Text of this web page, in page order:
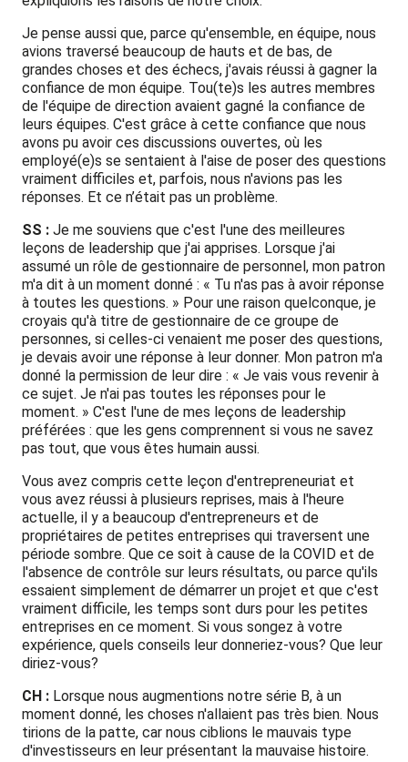
Je pense aussi que, parce qu'ensemble, en équipe, nous
avions traversé beaucoup de hauts et de bas, de
grandes choses et des échecs, j'avais réussi à gagner la
confiance de mon équipe. Tou(te)s les autres membres
de l'équipe de direction avaient gagné la confiance de
leurs équipes. C'est grâce à cette confiance que nous
avons pu avoir ces discussions ouvertes, où les
employé(e)s se sentaient à l'aise de poser des questions
vraiment difficiles et, parfois, nous n'avions pas les
réponses. Et ce n’était pas un problème.
SS : Je me souviens que c'est l'une des meilleures
leçons de leadership que j'ai apprises. Lorsque j'ai
assumé un rôle de gestionnaire de personnel, mon patron
m'a dit à un moment donné : « Tu n'as pas à avoir réponse
à toutes les questions. » Pour une raison quelconque, je
croyais qu'à titre de gestionnaire de ce groupe de
personnes, si celles-ci venaient me poser des questions,
je devais avoir une réponse à leur donner. Mon patron m'a
donné la permission de leur dire : « Je vais vous revenir à
ce sujet. Je n'ai pas toutes les réponses pour le
moment. » C'est l'une de mes leçons de leadership
préférées : que les gens comprennent si vous ne savez
pas tout, que vous êtes humain aussi.
Vous avez compris cette leçon d'entrepreneuriat et
vous avez réussi à plusieurs reprises, mais à l'heure
actuelle, il y a beaucoup d'entrepreneurs et de
propriétaires de petites entreprises qui traversent une
période sombre. Que ce soit à cause de la COVID et de
l'absence de contrôle sur leurs résultats, ou parce qu'ils
essaient simplement de démarrer un projet et que c'est
vraiment difficile, les temps sont durs pour les petites
entreprises en ce moment. Si vous songez à votre
expérience, quels conseils leur donneriez-vous? Que leur
diriez-vous?
CH : Lorsque nous augmentions notre série B, à un
moment donné, les choses n'allaient pas très bien. Nous
tirions de la patte, car nous ciblions le mauvais type
d'investisseurs en leur présentant la mauvaise histoire.